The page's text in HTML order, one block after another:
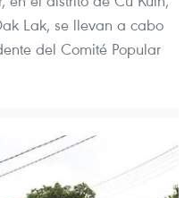
Lak, se llevan a cabo
del Comité Popular